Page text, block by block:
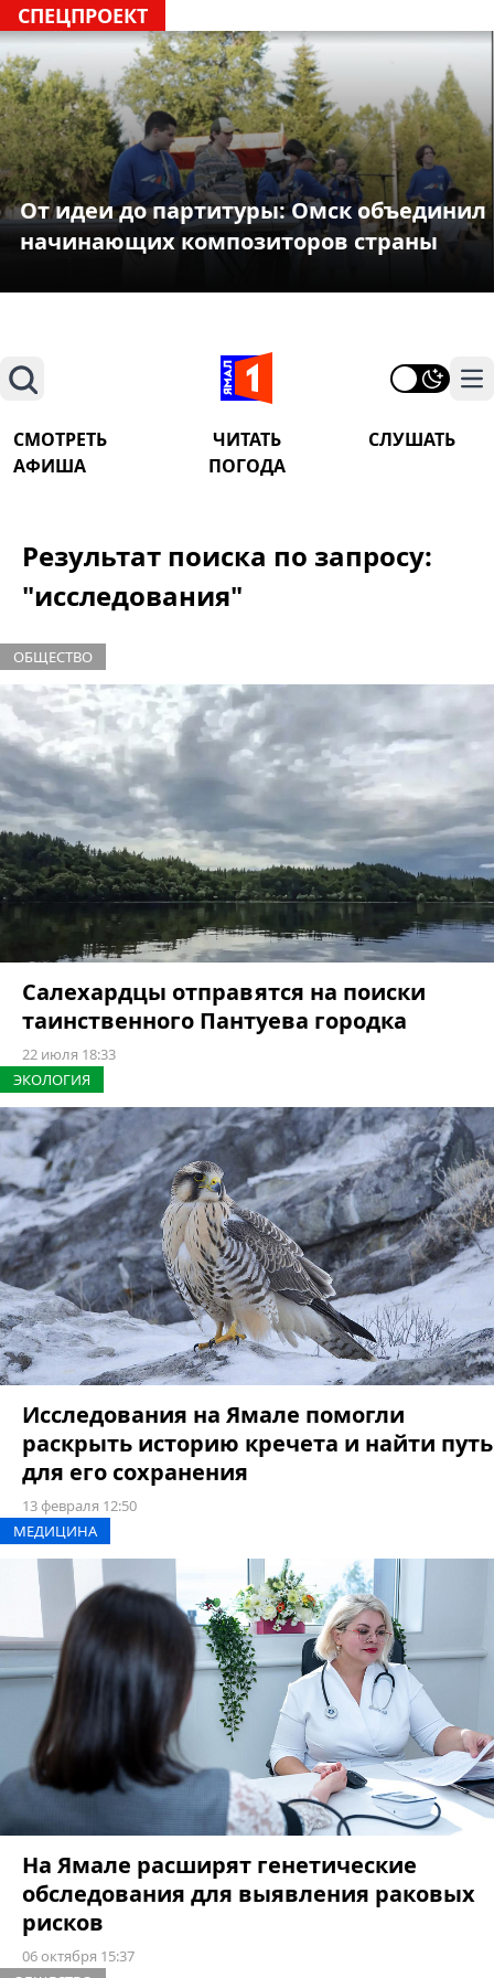
СПЕЦПРОЕКТ
От идеи до партитуры: Омск объединил
начинающих композиторов страны
Поиск
СМОТРЕТЬ ЧИТАТЬ
СЛУШАТЬ
АФИША
ПОГОДА
Результат поиска по запросу:
"исследования"
ОБЩЕСТВО
Салехардцы отправятся на поиски
таинственного Пантуева городка
22 июля 18:33
ЭКОЛОГИЯ
Исследования на Ямале помогли
раскрыть историю кречета и найти путь
для его сохранения
13 февраля 12:50
МЕДИЦИНА
На Ямале расширят генетические
обследования для выявления раковых
рисков
06 октября 15:37